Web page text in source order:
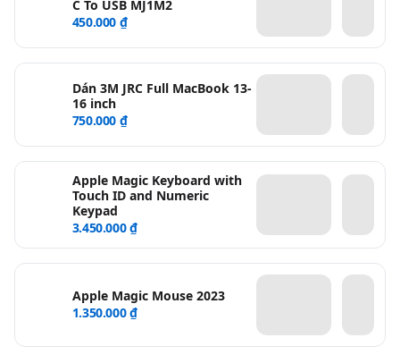
C To USB MJ1M2
450.000 ₫
Dán 3M JRC Full MacBook 13-
16 inch
750.000 ₫
Apple Magic Keyboard with
Touch ID and Numeric
Keypad
3.450.000 ₫
Apple Magic Mouse 2023
1.350.000 ₫